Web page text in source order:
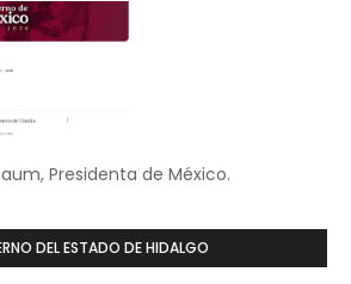
Presidenta de México.
DEL ESTADO DE HIDALGO